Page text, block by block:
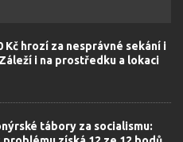
Kč hrozí za nesprávné sekání i
i na prostředku a lokaci
tábory za socialismu: